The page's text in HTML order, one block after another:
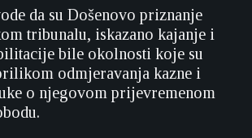
da su Došenovo priznanje
tribunalu, iskazano kajanje i
bile okolnosti koje su
odmjeravanja kazne i
o njegovom prijevremenom